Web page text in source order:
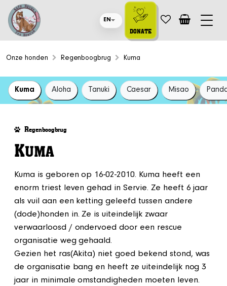
EN
DONATE
Onze honden Regenboogbrug Kuma
Kuma Aloha Tanuki Caesar Misao
Regenboogbrug
KUMA
Kuma is geboren op 16-02-2010. Kuma heeft een
enorm triest leven gehad in Servie. Ze heeft 6 jaar
als vuil aan een ketting geleefd tussen andere
(dode)honden in. Ze is uiteindelijk zwaar
verwaarloosd / ondervoed door een rescue
organisatie weg gehaald.
Gezien het ras(Akita) niet goed bekend stond, was
de organisatie bang en heeft ze uiteindelijk nog 3
jaar in minimale omstandigheden moeten leven.